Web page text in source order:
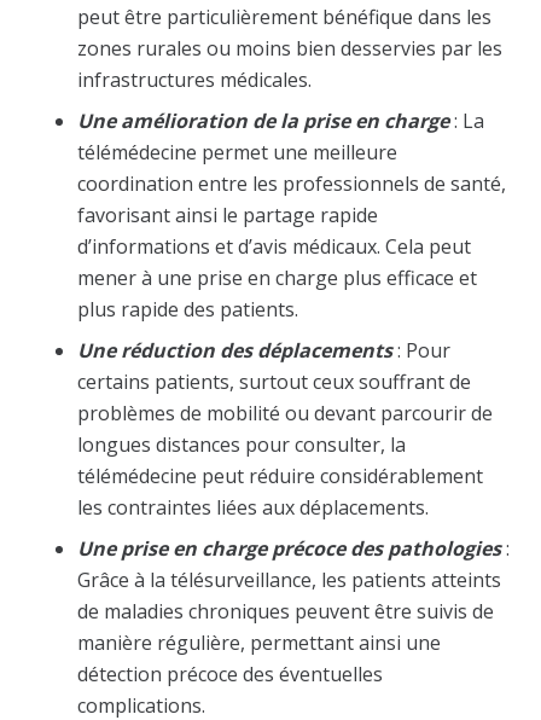
peut être particulièrement bénéfique dans les
zones rurales ou moins bien desservies par les
infrastructures médicales.
Une amélioration de la prise en charge: La
télémédecine permet une meilleure
coordination entre les professionnels de santé,
favorisant ainsi le partage rapide
d’informations et d’avis médicaux. Cela peut
mener à une prise en charge plus efficace et
plus rapide des patients.
Une réduction des déplacements: Pour
certains patients, surtout ceux souffrant de
problèmes de mobilité ou devant parcourir de
longues distances pour consulter, la
télémédecine peut réduire considérablement
les contraintes liées aux déplacements.
Une prise en charge précoce des pathologies:
Grâce à la télésurveillance, les patients atteints
de maladies chroniques peuvent être suivis de
manière régulière, permettant ainsi une
détection précoce des éventuelles
complications.